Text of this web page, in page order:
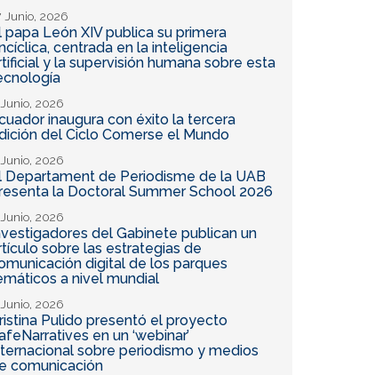
Junio, 2026
papa León XIV publica su primera
centrada en la inteligencia
y la supervisión humana sobre esta
2026
inaugura con éxito la tercera
del Ciclo Comerse el Mundo
2026
Departament de Periodisme de la UAB
la Doctoral Summer School 2026
2026
del Gabinete publican un
sobre las estrategias de
digital de los parques
a nivel mundial
2026
Pulido presentó el proyecto
en un ‘webinar’
sobre periodismo y medios
comunicación